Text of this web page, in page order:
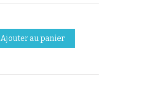
Ajouter au panier